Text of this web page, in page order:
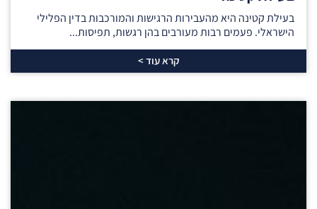
בעילת קטינה היא מהעבירות הרגישות והמורכבות בדין הפלילי
הישראלי. פעמים רבות מעורבים בהן רגשות, תפיסות...
קרא עוד >